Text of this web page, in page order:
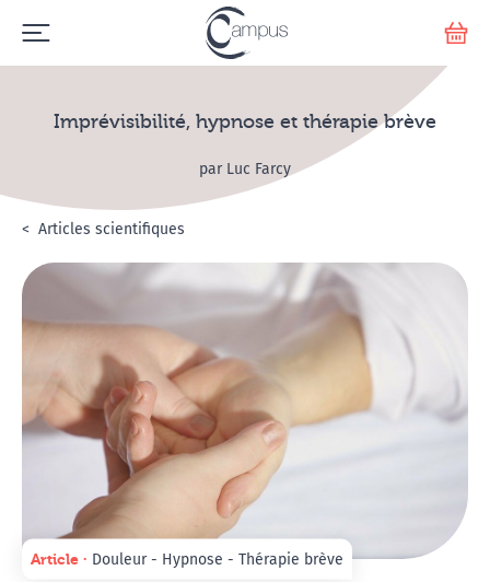
Imprévisibilité, hypnose et thérapie brève
par Luc Farcy
Accueil
L'hypnose
Articles scientifiques
Article ∙ Douleur - Hypnose - Thérapie brève